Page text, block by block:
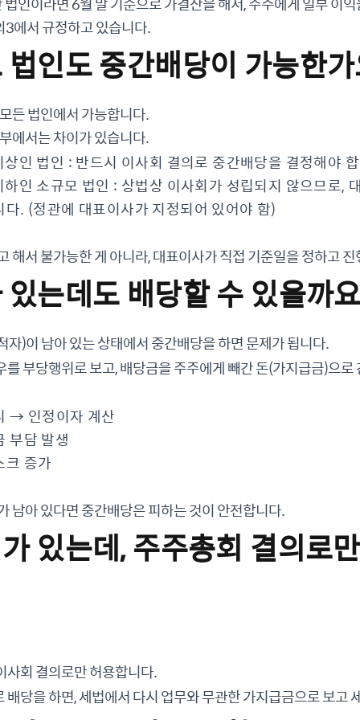
에서 규정하고 있습니다.
인도 중간배당이 가능한
든 법인에서 가능합니다.
에서는 차이가 있습니다.
인 법인 : 반드시 이사회 결의로 중간배당을 결정해야
인 소규모 법인 : 상법상 이사회가 성립되지 않으므로,
다. (정관에 대표이사가 지정되어 있어야 함)
해서 불가능한 게 아니라, 대표이사가 직접 기준일을 정하고
는데도 배당할 수 있을까
자)이 남아 있는 상태에서 중간배당을 하면 문제가 됩니다.
부당행위로 보고, 배당금을 주주에게 빼간 돈(가지급금)으로
→ 인정이자 계산
부담 발생
크 증가
남아 있다면 중간배당은 피하는 것이 안전합니다.
있는데, 주주총회 결의로
사회 결의로만 허용합니다.
당을 하면, 세법에서 다시 업무와 무관한 가지급금으로 보고